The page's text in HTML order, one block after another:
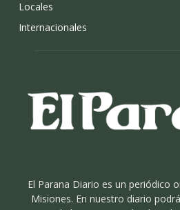
Locales
Internacionales
El Parana Diario es un periódico
Misiones. En nuestro diario